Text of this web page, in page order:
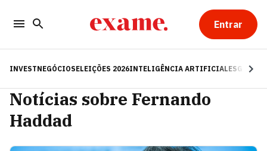
Entrar
INVESTNEGÓCIOSELEIÇÕES 2026INTELIGÊNCIA ARTIFICIALESG
Notícias sobre Fernando
Haddad